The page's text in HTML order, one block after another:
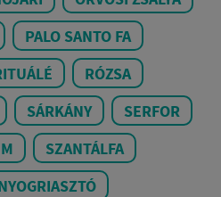
PALO SANTO FA
RÓZSA
SÁRKÁNY
SERFOR
SZANTÁLFA